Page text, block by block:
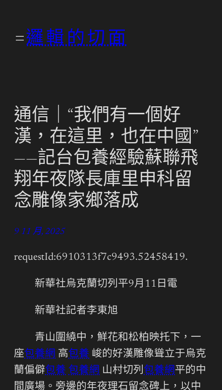
邏輯的切面
通信｜“我們有一個好
漢，在這里，也在中國”
——記台包養經驗蘇聯飛
翔年夜隊長庫里申科留
念雕像家鄉落成
9 11 月, 2025
requestId:6910313f7c9493.52458419.
新華社烏克蘭切列平9月11日電
新華社記者李東旭
青山圍繞中，鮮花和松柏映托下，一
座包養網 高包養 峻的好漢雕像聳立于烏克
蘭偏僻包養 包養網 山村切列包養網平的中
間廣場。旁邊的年夜理石留念碑上，以中